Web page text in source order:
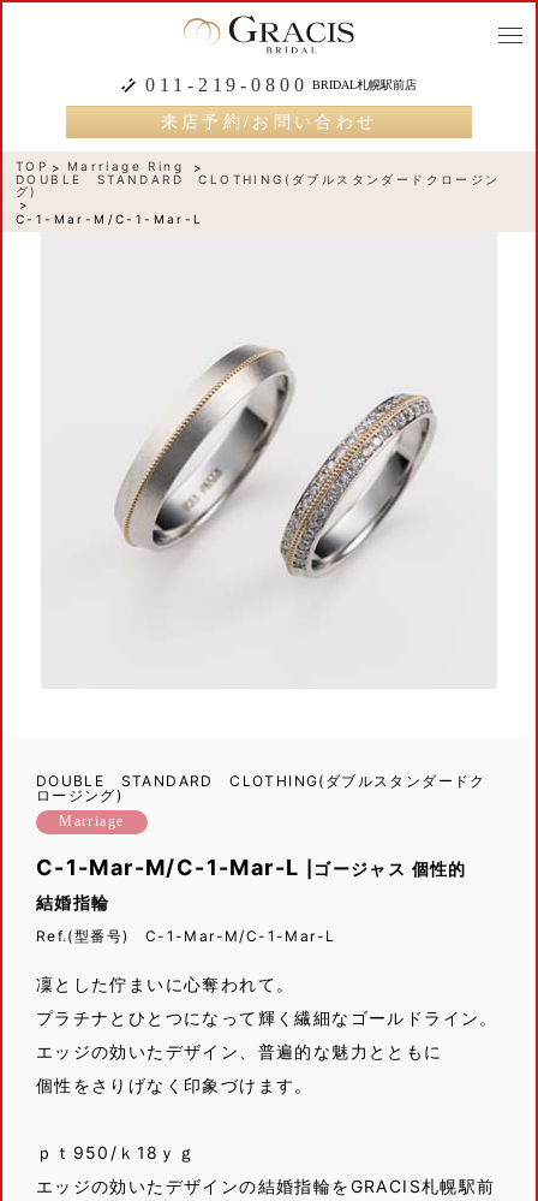
011-219-0800 BRIDAL札幌駅前店
来店予約/お問い合わせ
TOP
Marriage Ring
DOUBLE STANDARD CLOTHING(ダブルスタンダードクロージン
グ)
C-1-Mar-M/C-1-Mar-L
DOUBLE STANDARD CLOTHING(ダブルスタンダードク
ロージング)
Marriage
C-1-Mar-M/C-1-Mar-L
|ゴージャス 個性的
結婚指輪
Ref.(型番号) C-1-Mar-M/C-1-Mar-L
凜とした佇まいに心奪われて。
プラチナとひとつになって輝く繊細なゴールドライン。
エッジの効いたデザイン、普遍的な魅力とともに
個性をさりげなく印象づけます。
ｐｔ950/ｋ18ｙｇ
エッジの効いたデザインの結婚指輪をGRACIS札幌駅前